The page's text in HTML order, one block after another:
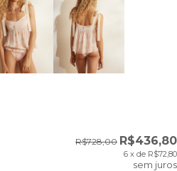
R$728,00 R$436,80
6 x de R$72,80
sem juros